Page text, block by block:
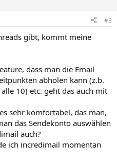
#3
gibt, kommt meine
dass man die Email
abholen kann (z.b.
10) etc. geht das auch mit
sehr komfortabel, das man,
das Sendekonto auswählen
auch?
ich incredimail momentan